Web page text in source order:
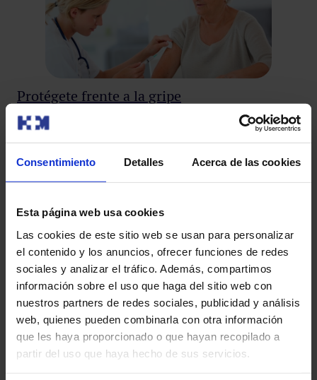
Consentimiento Detalles Acerca de las cookies
Esta página web usa cookies
Las cookies de este sitio web se usan para personalizar
el contenido y los anuncios, ofrecer funciones de redes
sociales y analizar el tráfico. Además, compartimos
información sobre el uso que haga del sitio web con
nuestros partners de redes sociales, publicidad y análisis
web, quienes pueden combinarla con otra información
que les haya proporcionado o que hayan recopilado a
partir del uso que haya hecho de sus servicios.
Protégete frente a la gripe
Cada año, con la llegada del invierno, empiezan a
aparecer los casos de gripe. Su incremento durante los
meses fríos da…